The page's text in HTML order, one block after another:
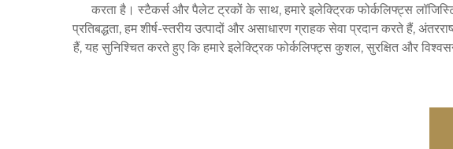
करता है। स्टैकर्स और पैलेट ट्रकों के साथ, हमारे इलेक्ट्रिक फोर्कलिफ्ट्स
प्रतिबद्धता, हम शीर्ष-स्तरीय उत्पादों और असाधारण ग्राहक सेवा प्रदान करते हैं,
हैं, यह सुनिश्चित करते हुए कि हमारे इलेक्ट्रिक फोर्कलिफ्ट्स कुशल, सुरक्षित और